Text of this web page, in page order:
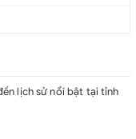
lịch sử nổi bật tại tỉnh